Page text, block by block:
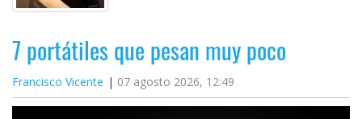
7 portátiles que pesan muy poco
Francisco Vicente 07 agosto 2026, 12:49